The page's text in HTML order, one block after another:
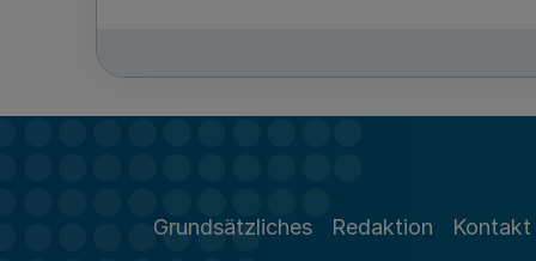
Grundsätzliches Redaktion Kontakt